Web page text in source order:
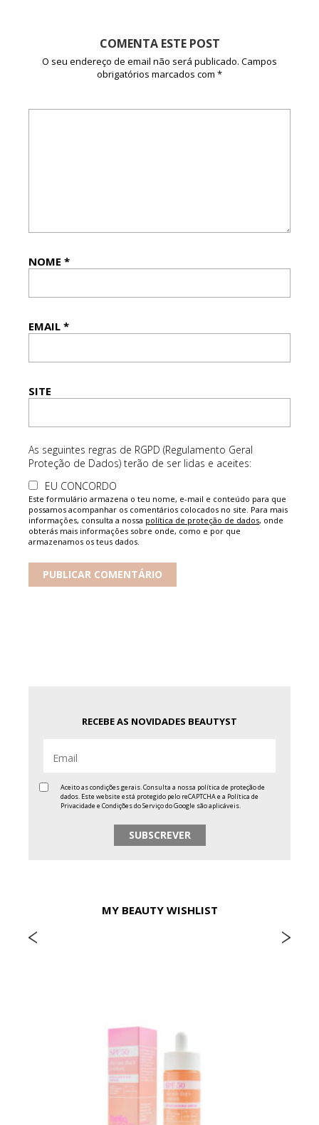
COMENTA ESTE POST
O seu endereço de email não será publicado. Campos
obrigatórios marcados com *
NOME *
EMAIL *
SITE
As seguintes regras de RGPD (Regulamento Geral
Proteção de Dados) terão de ser lidas e aceites:
EU CONCORDO
Este formulário armazena o teu nome, e-mail e conteúdo para que
possamos acompanhar os comentários colocados no site. Para mais
informações, consulta a nossa política de proteção de dados, onde
obterás mais informações sobre onde, como e por que
armazenamos os teus dados.
RECEBE AS NOVIDADES BEAUTYST
Aceito as condições gerais. Consulta a nossa política de proteção de
dados. Este website está protegido pelo reCAPTCHA e a Política de
Privacidade e Condições do Serviçodo Google são aplicáveis.
MY BEAUTY WISHLIST